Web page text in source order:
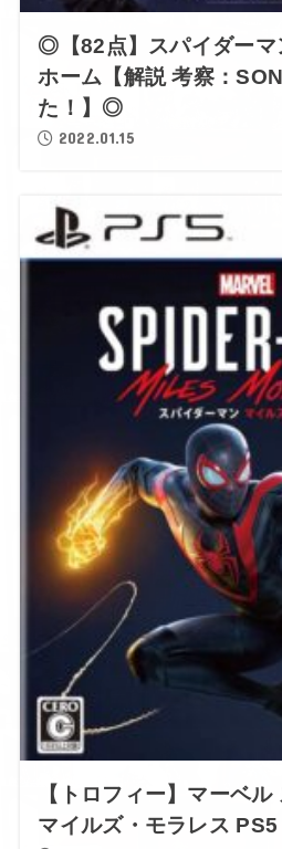
◎【82点】スパイダーマ
ホーム【解説 考察：
た！】◎
2022.01.15
【トロフィー】マーベ
マイルズ・モラレス PS5